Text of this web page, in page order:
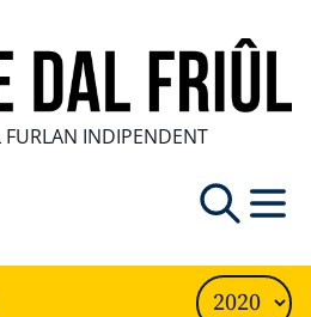
FURLAN INDIPENDENT